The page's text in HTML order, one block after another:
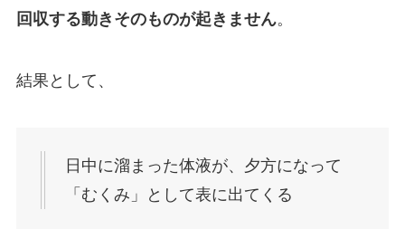
回収する動きそのものが起きません。
結果として、
日中に溜まった体液が、夕方になって
「むくみ」として表に出てくる